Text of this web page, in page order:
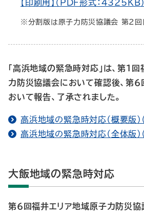
【印刷用】（PDF形式：4325KB）
※分割版は原子力防災協議会 第２回
「高浜地域の緊急時対応」は、第１
力防災協議会において確認後、第
おいて報告、了承されました。
高浜地域の緊急時対応（概要版）
高浜地域の緊急時対応（全体版）
大飯地域の緊急時対応
第６回福井エリア地域原子力防災協